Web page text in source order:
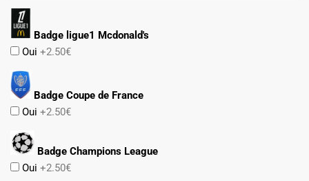
Badge ligue1 Mcdonald's
Oui +2.50€
Badge Coupe de France
Oui +2.50€
Badge Champions League
Oui +2.50€